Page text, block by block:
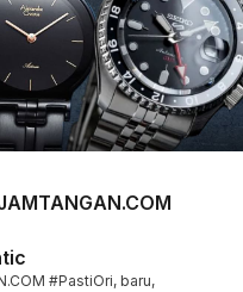
#PastiOri, baru,